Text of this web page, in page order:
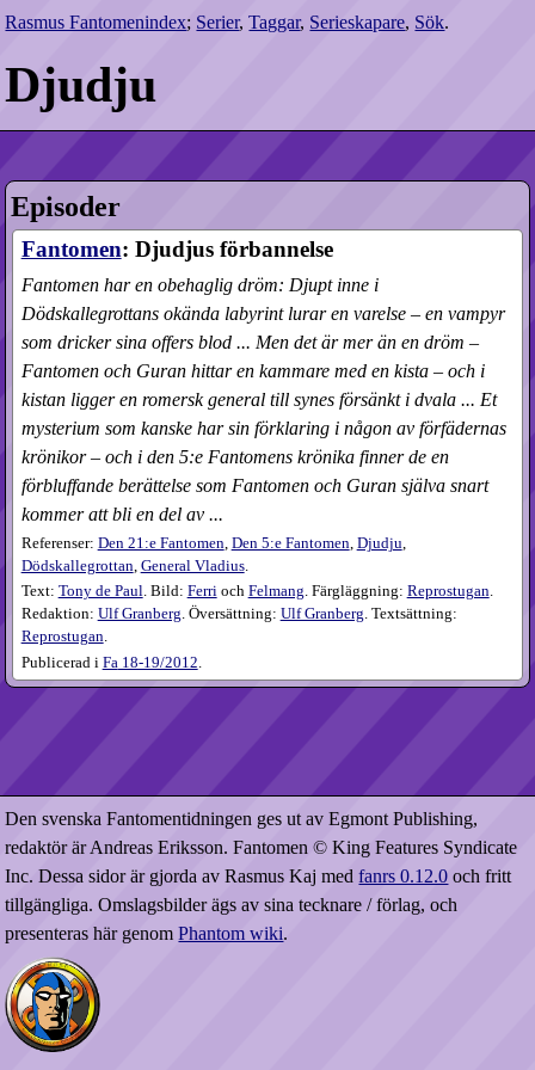
Rasmus Fantomenindex; Serier,Taggar, Serieskapare, Sök.
Djudju
Episoder
Fantomen: Djudjus förbannelse
Fantomen har en obehaglig dröm: Djupt inne i
Dödskallegrottans okända labyrint lurar en varelse – en vampyr
som dricker sina offers blod ... Men det är mer än en dröm –
Fantomen och Guran hittar en kammare med en kista – och i
kistan ligger en romersk general till synes försänkt i dvala ... Et
mysterium som kanske har sin förklaring i någon av förfädernas
krönikor – och i den 5:e Fantomens krönika finner de en
förbluffande berättelse som Fantomen och Guran själva snart
kommer att bli en del av ...
Referenser: Den 21:e Fantomen, Den 5:e Fantomen, Djudju,
Dödskallegrottan, General Vladius.
Text: Tony de Paul. Bild: Ferrioch Felmang. Färgläggning: Reprostugan.
Redaktion: Ulf Granberg. Översättning: Ulf Granberg. Textsättning:
Reprostugan.
Publicerad i Fa18-19​/2012.
Den svenska Fantomentidningen ges ut av Egmont Publishing,
redaktör är Andreas Eriksson. Fantomen © King Features Syndicate
Inc. Dessa sidor är gjorda av Rasmus Kaj medfanrs 0.12.0 och fritt
tillgängliga. Omslagsbilder ägs av sina tecknare / förlag, och
presenteras här genomPhantom wiki.